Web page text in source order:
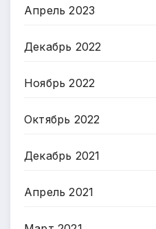
Апрель 2023
Декабрь 2022
Ноябрь 2022
Октябрь 2022
Декабрь 2021
Апрель 2021